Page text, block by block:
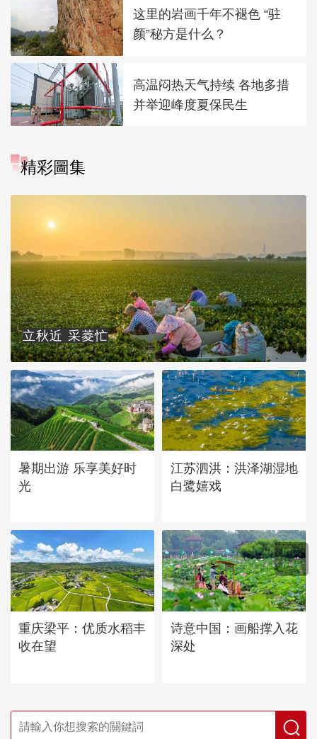
这里的岩画千年不褪色 “驻
颜”秘方是什么？
高温闷热天气持续 各地多措
并举迎峰度夏保民生
精彩圖集
立秋近 采菱忙
暑期出游 乐享美好时
光
江苏泗洪：洪泽湖湿地
白鹭嬉戏
重庆梁平：优质水稻丰
收在望
诗意中国：画船撑入花
深处